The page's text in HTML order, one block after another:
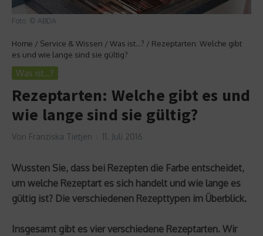
Foto: © ABDA
Home / Service & Wissen / Was ist…? / Rezeptarten: Welche gibt
es und wie lange sind sie gültig?
Was ist…?
Rezeptarten: Welche gibt es und
wie lange sind sie gültig?
Von Franziska Tietjen 11. Juli 2016
Wussten Sie, dass bei Rezepten die Farbe entscheidet,
um welche Rezeptart es sich handelt und wie lange es
gültig ist? Die verschiedenen Rezepttypen im Überblick.
Insgesamt gibt es vier verschiedene Rezeptarten. Wir